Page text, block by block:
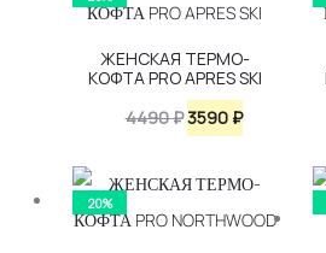
ЖЕНСКАЯ ТЕРМО-
КОФТА PRO APRES SKI
4490₽Первоначальная
составляла
4490 ₽.
3590 ₽Текущая
3590 ₽.
20%